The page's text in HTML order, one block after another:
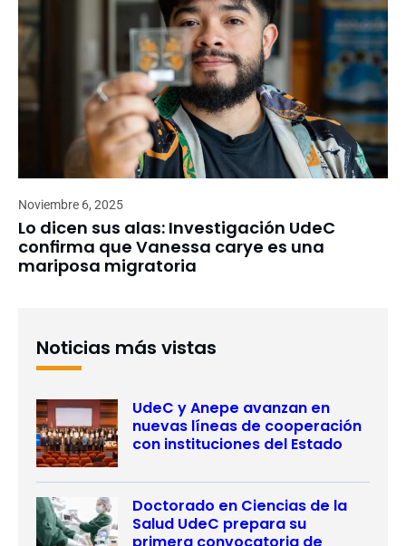
Noviembre 6, 2025
Lo dicen sus alas: Investigación UdeC
confirma que Vanessa carye es una
mariposa migratoria
Noticias más vistas
UdeC y Anepe avanzan en
nuevas líneas de cooperación
con instituciones del Estado
Doctorado en Ciencias de la
Salud UdeC prepara su